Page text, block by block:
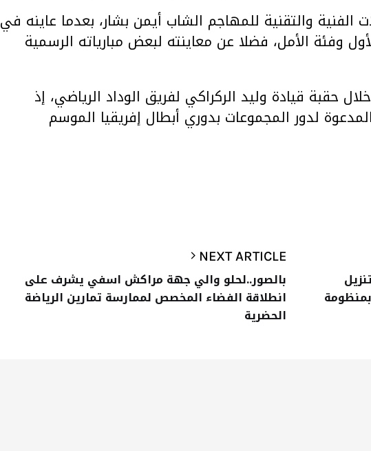
الفنية والتقنية للمهاجم الشاب أيمن بشار، بعدما عاينه في
وفئة الأمل، فضلا عن معاينته لبعض مبارياته الرسمية
حقبة قيادة وليد الركراكي لفريق الوداد الرياضي، إذ
لدور المجموعات بدوري أبطال إفريقيا الموسم
NEXT ARTICLE
بالصور..لحلو والي جهة مراكش اسفي يشرف على
انطلاقة الفضاء المخصص لممارسة تمارين الرياضة
الحضرية